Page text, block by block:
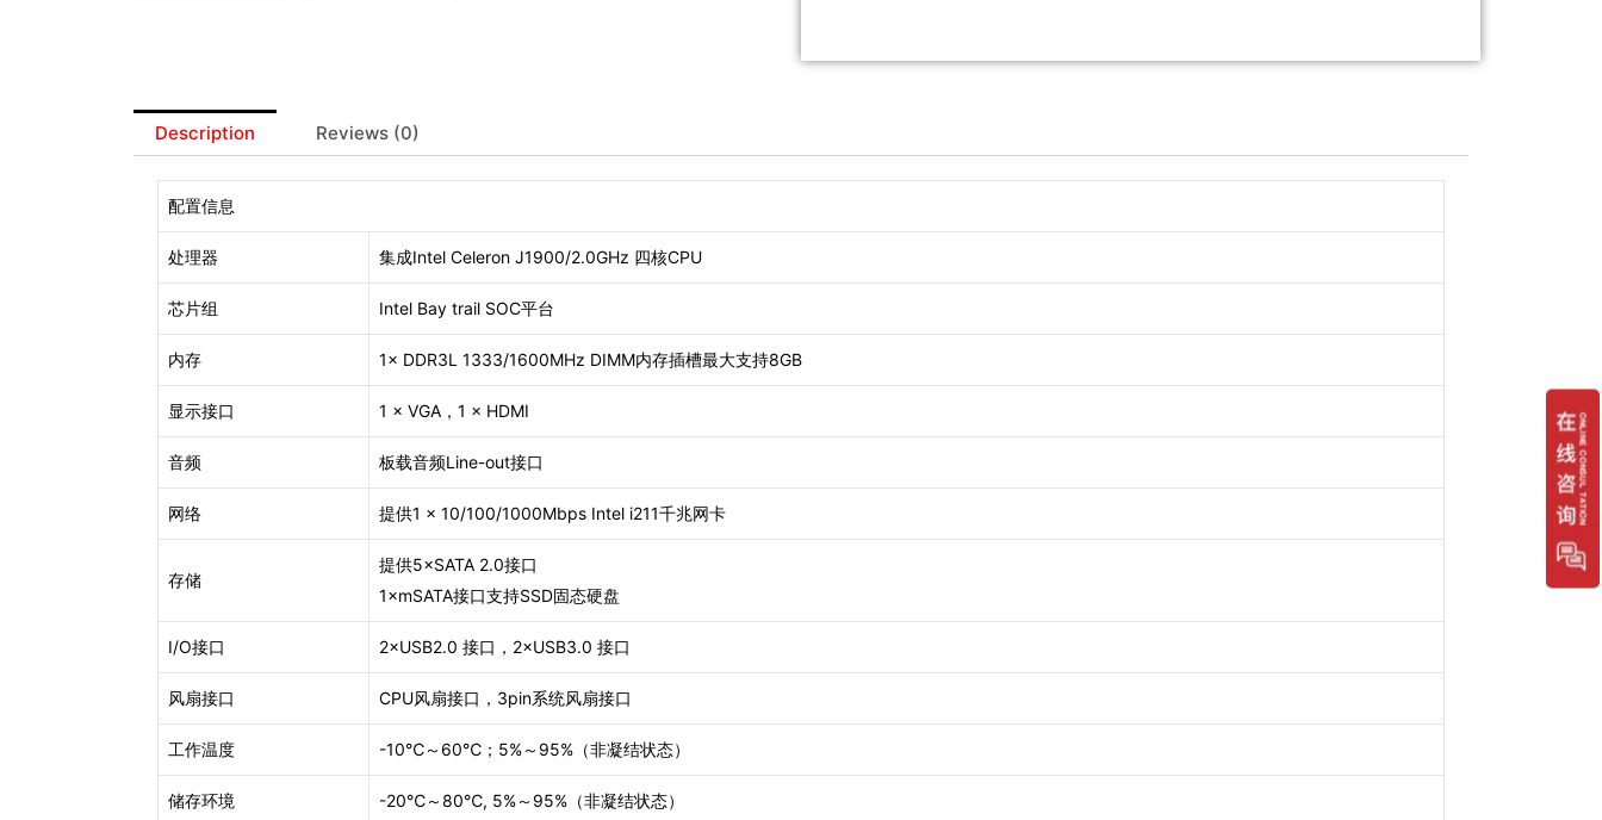
Description Reviews (0)
配置信息
处理器 集成Intel Celeron J1900/2.0GHz 四核CPU
芯片组 Intel Bay trail SOC平台
内存 1× DDR3L 1333/1600MHz DIMM内存插槽最大支持8GB
显示接口 1 × VGA，1 × HDMI
音频 板载音频Line-out接口
网络 提供1 × 10/100/1000Mbps Intel i211千兆网卡
存储
提供5×SATA 2.0接口
1×mSATA接口支持SSD固态硬盘
I/O接口 2×USB2.0 接口，2×USB3.0 接口
风扇接口 CPU风扇接口，3pin系统风扇接口
工作温度 -10℃～60℃；5%～95%（非凝结状态）
储存环境 -20℃～80℃, 5%～95%（非凝结状态）